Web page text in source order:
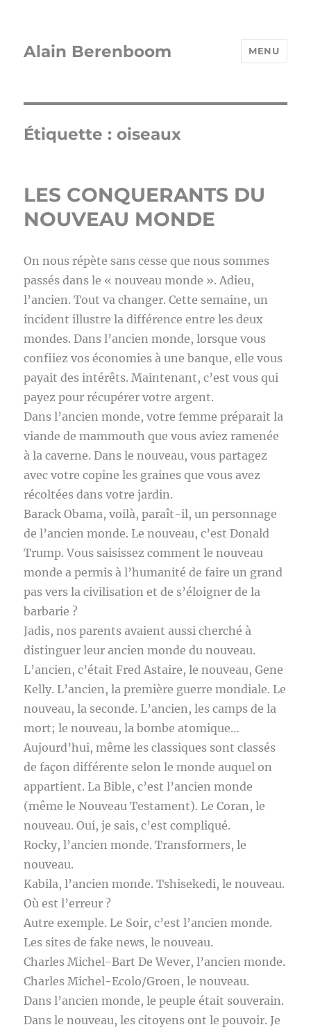
Alain Berenboom MENU
Étiquette :oiseaux
LES CONQUERANTS DU
NOUVEAU MONDE
On nous répète sans cesse que nous sommes
passés dans le « nouveau monde ». Adieu,
l’ancien. Tout va changer. Cette semaine, un
incident illustre la différence entre les deux
mondes. Dans l’ancien monde, lorsque vous
confiiez vos économies à une banque, elle vous
payait des intérêts. Maintenant, c’est vous qui
payez pour récupérer votre argent.
Dans l’ancien monde, votre femme préparait la
viande de mammouth que vous aviez ramenée
à la caverne. Dans le nouveau, vous partagez
avec votre copine les graines que vous avez
récoltées dans votre jardin.
Barack Obama, voilà, paraît-il, un personnage
de l’ancien monde. Le nouveau, c’est Donald
Trump. Vous saisissez comment le nouveau
monde a permis à l’humanité de faire un grand
pas vers la civilisation et de s’éloigner de la
barbarie ?
Jadis, nos parents avaient aussi cherché à
distinguer leur ancien monde du nouveau.
L’ancien, c’était Fred Astaire, le nouveau, Gene
Kelly. L’ancien, la première guerre mondiale. Le
nouveau, la seconde. L’ancien, les camps de la
mort; le nouveau, la bombe atomique…
Aujourd’hui, même les classiques sont classés
de façon différente selon le monde auquel on
appartient. La Bible, c’est l’ancien monde
(même le Nouveau Testament). Le Coran, le
nouveau. Oui, je sais, c’est compliqué.
Rocky, l’ancien monde. Transformers, le
nouveau.
Kabila, l’ancien monde. Tshisekedi, le nouveau.
Où est l’erreur ?
Autre exemple. Le Soir, c’est l’ancien monde.
Les sites de fake news, le nouveau.
Charles Michel-Bart De Wever, l’ancien monde.
Charles Michel-Ecolo/Groen, le nouveau.
Dans l’ancien monde, le peuple était souverain.
Dans le nouveau, les citoyens ont le pouvoir. Je